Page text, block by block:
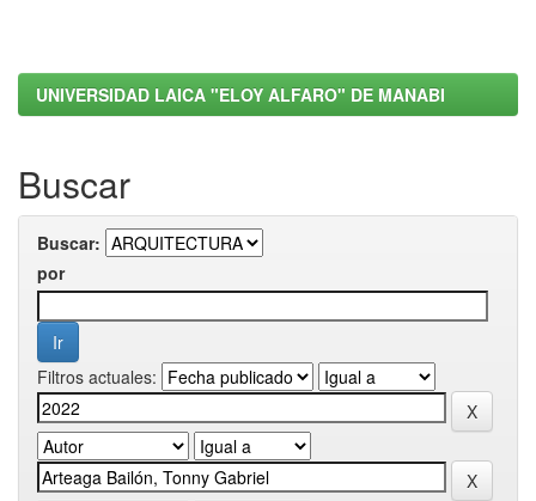
UNIVERSIDAD LAICA "ELOY ALFARO" DE MANABI
Buscar
Buscar:
por
Filtros actuales: